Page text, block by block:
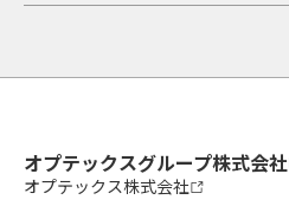
オプテックスグループ株式会社
オプテックス株式会社